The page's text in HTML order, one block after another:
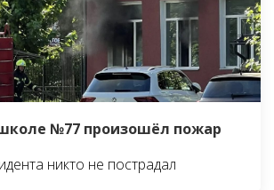
№77 произошёл пожар
никто не пострадал